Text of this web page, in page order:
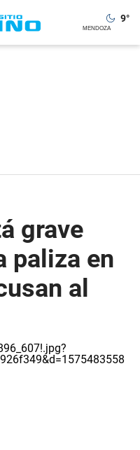
9°
grave
paliza en
al